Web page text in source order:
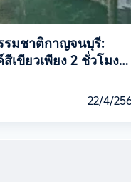
รมชาติกาญจนบุรี:
สีเขียวเพียง 2 ชั่วโมง
เทพฯ
22/4/